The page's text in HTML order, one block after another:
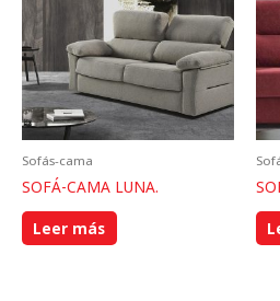
Sofás-cama
SOFÁ-CAMA LUNA.
Leer más